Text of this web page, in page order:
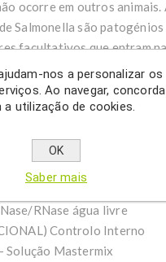
ocorre em outros animais.
Salmonella são patogénios
facultativos que entram
via macropinossomos.
do produto:
de primers diretos/reversos
específicos e sonda.
RNase água livre
Controlo Interno
- Solução Mastermix
nos a personalizar os
Ao navegar, concorda
a utilização de cookies.
OK
Saber mais